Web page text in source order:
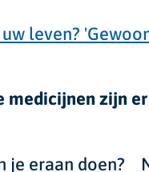
leven?
medicijnen zijn er
je eraan doen?